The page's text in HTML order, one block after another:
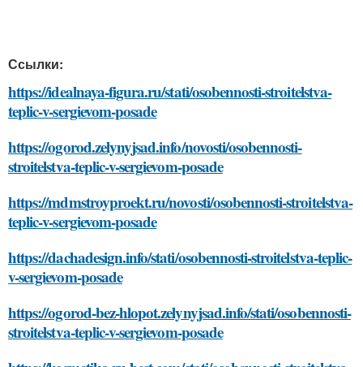
Ссылки:
https://idealnaya-figura.ru/stati/osobennosti-stroitelstva-
teplic-v-sergievom-posade
https://ogorod.zelynyjsad.info/novosti/osobennosti-
stroitelstva-teplic-v-sergievom-posade
https://mdmstroyproekt.ru/novosti/osobennosti-stroitelstva-
teplic-v-sergievom-posade
https://dachadesign.info/stati/osobennosti-stroitelstva-teplic-
v-sergievom-posade
https://ogorod-bez-hlopot.zelynyjsad.info/stati/osobennosti-
stroitelstva-teplic-v-sergievom-posade